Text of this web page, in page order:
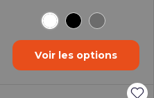
Voir les options